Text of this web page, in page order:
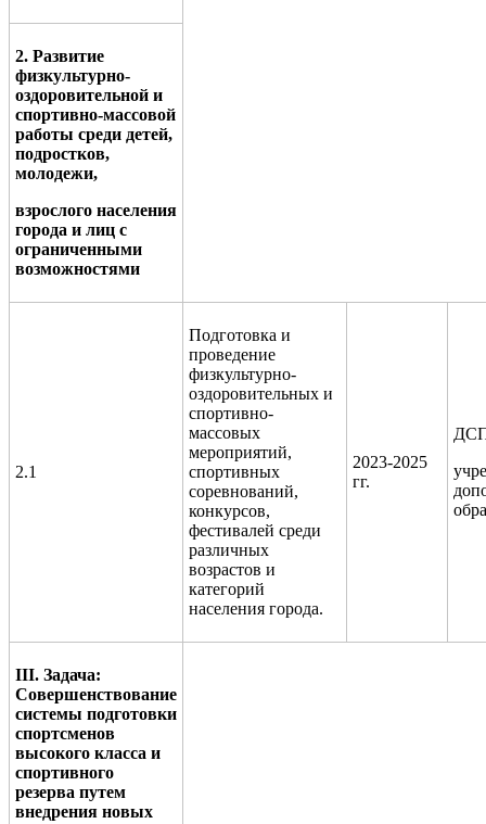
2. Развитие
физкультурно-
оздоровительной и
спортивно-массовой
работы среди детей,
подростков,
молодежи,
взрослого населения
города и лиц с
ограниченными
возможностями
2.1
Подготовка и
проведение
физкультурно-
оздоровительных и
спортивно-
массовых
мероприятий,
спортивных
соревнований,
конкурсов,
фестивалей среди
различных
возрастов и
категорий
населения города.
2023-2025
гг.
III. Задача:
Совершенствование
системы подготовки
спортсменов
высокого класса и
спортивного
резерва путем
внедрения новых